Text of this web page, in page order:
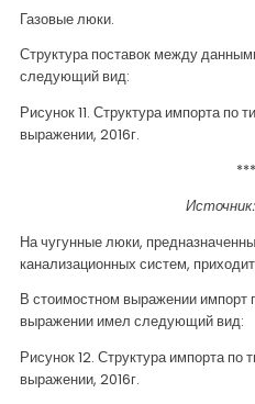
Газовые люки.
Структура поставок между
следующий вид:
Рисунок 11. Структура импорта по
выражении, 2016г.
***
На чугунные люки,
канализационных систем,
В стоимостном выражении импорт
выражении имел следующий вид:
Рисунок 12. Структура импорта по
выражении, 2016г.